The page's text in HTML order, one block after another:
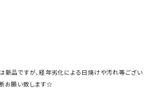
新品ですが、経年劣化による日焼けや汚れ等ござい
お願い致します☆